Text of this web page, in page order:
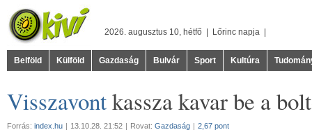
2026. augusztus 10, hétfő | Lőrinc napja |
Belföld Külföld Gazdaság Bulvár Sport Kultúra
Visszavontkassza kavar be a
Forrás: index.hu | 13.10.28. 21:52 | Rovat: Gazdaság | 2,67 pont